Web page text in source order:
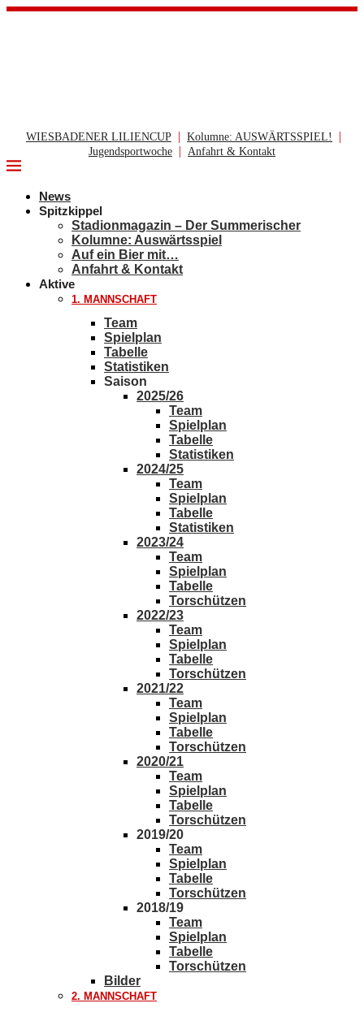
WIESBADENER LILIENCUP | Kolumne: AUSWÄRTSSPIEL! |
Jugendsportwoche | Anfahrt & Kontakt
News
Spitzkippel
Stadionmagazin – Der Summerischer
Kolumne: Auswärtsspiel
Auf ein Bier mit…
Anfahrt & Kontakt
Aktive
1. MANNSCHAFT
Team
Spielplan
Tabelle
Statistiken
Saison
2025/26
Team
Spielplan
Tabelle
Statistiken
2024/25
Team
Spielplan
Tabelle
Statistiken
2023/24
Team
Spielplan
Tabelle
Torschützen
2022/23
Team
Spielplan
Tabelle
Torschützen
2021/22
Team
Spielplan
Tabelle
Torschützen
2020/21
Team
Spielplan
Tabelle
Torschützen
2019/20
Team
Spielplan
Tabelle
Torschützen
2018/19
Team
Spielplan
Tabelle
Torschützen
Bilder
2. MANNSCHAFT